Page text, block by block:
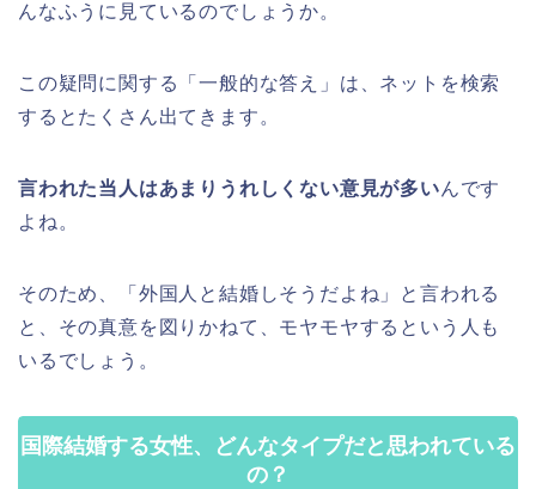
んなふうに見ているのでしょうか。
この疑問に関する「一般的な答え」は、ネットを検索
するとたくさん出てきます。
言われた当人はあまりうれしくない意見が多いんです
よね。
そのため、「外国人と結婚しそうだよね」と言われる
と、その真意を図りかねて、モヤモヤするという人も
いるでしょう。
国際結婚する女性、どんなタイプだと思われている
の？